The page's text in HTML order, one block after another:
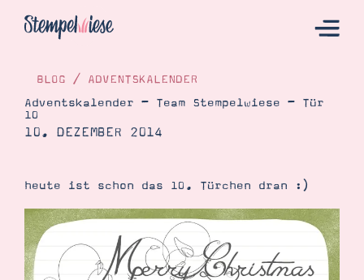
Hier Starten
Bestellen
Kontakt
BLOG / ADVENTSKALENDER
Adventskalender – Team Stempelwiese – Tür
10
10. DEZEMBER 2014
heute ist schon das 10. Türchen dran :)